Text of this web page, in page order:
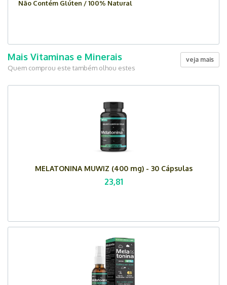
Não Contém Glúten / 100% Natural
veja mais
Mais Vitaminas e Minerais
Quem comprou este também olhou estes
MELATONINA MUWIZ (400 mg) - 30 Cápsulas
23,81